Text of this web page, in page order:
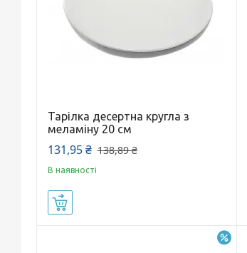
Тарілка десертна кругла з
меламіну 20 см
131,95 ₴ 138,89 ₴
В наявності